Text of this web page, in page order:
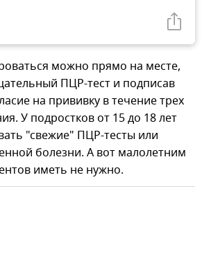
можно прямо на месте,
ПЦР-тест и подписав
на прививку в течение трех
У подростков от 15 до 18 лет
"свежие" ПЦР-тесты или
болезни. А вот малолетним
иметь не нужно.